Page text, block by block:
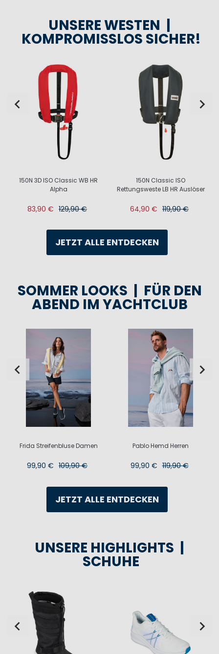
UNSERE WESTEN |
KOMPROMISSLOS SICHER!
150N 3D ISO Classic WB HR
Alpha
83,90 € 129,90 €
150N Classic ISO
Rettungsweste LB HR Auslöser
64,90 € 119,90 €
JETZT ALLE ENTDECKEN
SOMMER LOOKS | FÜR DEN
ABEND IM YACHTCLUB
Frida Streifenbluse Damen
99,90 € 109,90 €
Pablo Hemd Herren
99,90 € 119,90 €
JETZT ALLE ENTDECKEN
UNSERE HIGHLIGHTS |
SCHUHE